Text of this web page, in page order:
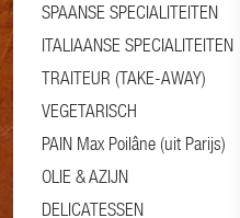
SPAANSE SPECIALITEITEN
ITALIAANSE SPECIALITEITEN
TRAITEUR (TAKE-AWAY)
VEGETARISCH
PAIN Max Poilâne (uit Parijs)
OLIE & AZIJN
DELICATESSEN